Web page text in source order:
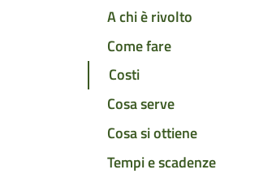
A chi è rivolto
Come fare
Costi
Cosa serve
Cosa si ottiene
Tempi e scadenze